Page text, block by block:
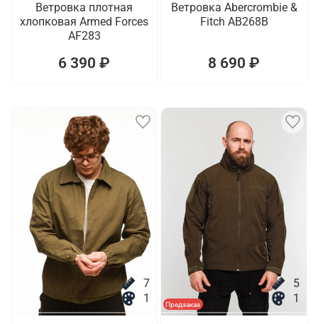
Ветровка плотная
хлопковая Armed Forces
AF283
6 390 ₽
Ветровка Abercrombie &
Fitch AB268B
8 690 ₽
7
1
Предзаказ
5
1